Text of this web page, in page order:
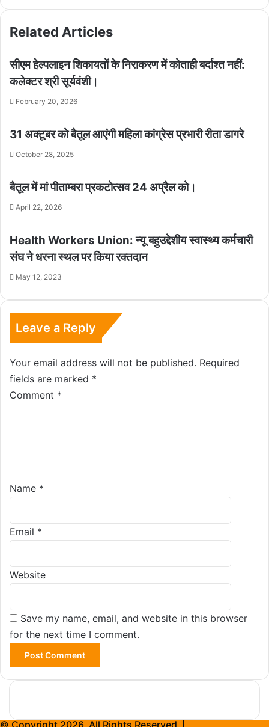
Related Articles
सीएम हेल्पलाइन शिकायतों के निराकरण में कोताही बर्दाश्त नहीं:
कलेक्टर श्री सूर्यवंशी।
February 20, 2026
31 अक्टूबर को बैतूल आएंगी महिला कांग्रेस प्रभारी रीता डागरे
October 28, 2025
बैतूल में मां पीताम्बरा प्रकटोत्सव 24 अप्रैल को।
April 22, 2026
Health Workers Union: न्यू बहुउद्देशीय स्वास्थ्य कर्मचारी
संघ ने धरना स्थल पर किया रक्तदान
May 12, 2023
Leave a Reply
Your email address will not be published. Required
fields are marked *
Comment *
Name *
Email *
Website
Save my name, email, and website in this browser
for the next time I comment.
© Copyright 2026, All Rights Reserved |